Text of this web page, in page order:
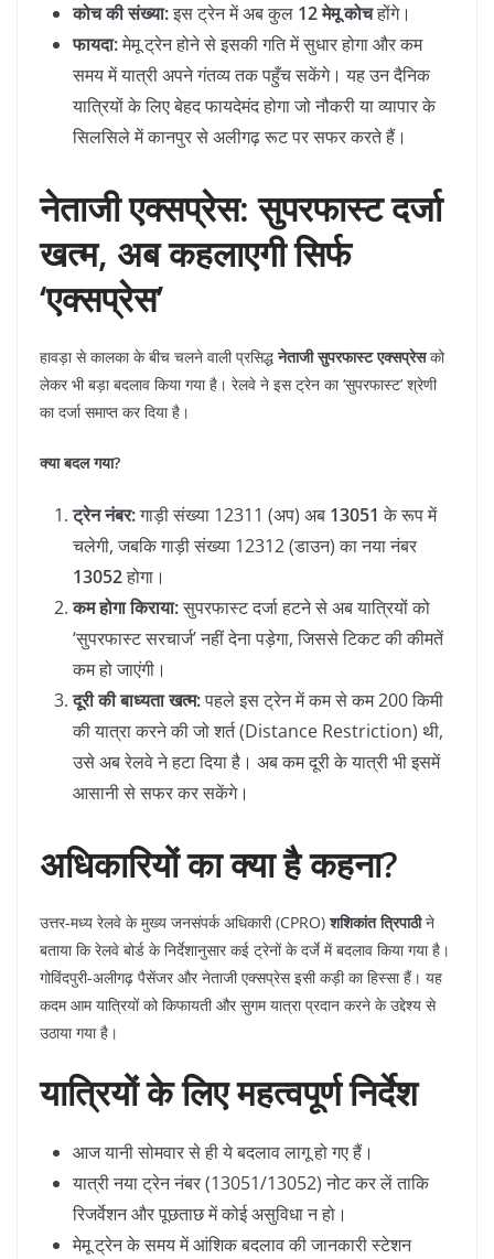
कोच की संख्या:इस ट्रेन में अब कुल 12 मेमू कोचहोंगे।
फायदा:मेमू ट्रेन होने से इसकी गति में सुधार होगा और कम
समय में यात्री अपने गंतव्य तक पहुँच सकेंगे। यह उन दैनिक
यात्रियों के लिए बेहद फायदेमंद होगा जो नौकरी या व्यापार के
सिलसिले में कानपुर से अलीगढ़ रूट पर सफर करते हैं।
नेताजी एक्सप्रेस: सुपरफास्ट दर्जा
खत्म, अब कहलाएगी सिर्फ
‘एक्सप्रेस’
​हावड़ा से कालका के बीच चलने वाली प्रसिद्धनेताजी सुपरफास्ट एक्सप्रेसको
लेकर भी बड़ा बदलाव किया गया है। रेलवे ने इस ट्रेन का ‘सुपरफास्ट’ श्रेणी
का दर्जा समाप्त कर दिया है।
क्या बदल गया?
ट्रेन नंबर:गाड़ी संख्या 12311 (अप) अब 13051 के रूप में
चलेगी, जबकि गाड़ी संख्या 12312 (डाउन) का नया नंबर
13052होगा।
कम होगा किराया:सुपरफास्ट दर्जा हटने से अब यात्रियों को
‘सुपरफास्ट सरचार्ज’ नहीं देना पड़ेगा, जिससे टिकट की कीमतें
कम हो जाएंगी।
दूरी की बाध्यता खत्म:पहले इस ट्रेन में कम से कम 200 किमी
की यात्रा करने की जो शर्त (Distance Restriction) थी,
उसे अब रेलवे ने हटा दिया है। अब कम दूरी के यात्री भी इसमें
आसानी से सफर कर सकेंगे।
अधिकारियों का क्या है कहना?
​उत्तर-मध्य रेलवे के मुख्य जनसंपर्क अधिकारी (CPRO)शशिकांत त्रिपाठीने
बताया कि रेलवे बोर्ड के निर्देशानुसार कई ट्रेनों के दर्जे में बदलाव किया गया है।
गोविंदपुरी-अलीगढ़ पैसेंजर और नेताजी एक्सप्रेस इसी कड़ी का हिस्सा हैं। यह
कदम आम यात्रियों को किफायती और सुगम यात्रा प्रदान करने के उद्देश्य से
उठाया गया है।
यात्रियों के लिए महत्वपूर्ण निर्देश
​आज यानी सोमवार से ही ये बदलाव लागू हो गए हैं।
​यात्री नया ट्रेन नंबर (13051/13052) नोट कर लें ताकि
रिजर्वेशन और पूछताछ में कोई असुविधा न हो।
​मेमू ट्रेन के समय में आंशिक बदलाव की जानकारी स्टेशन